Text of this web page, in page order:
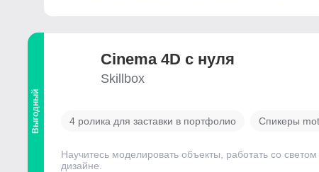
Выгодный
Cinema 4D с нуля
Skillbox
4 ролика для заставки в портфолио Спикеры
Научитесь моделировать объекты, работать со
дизайне.